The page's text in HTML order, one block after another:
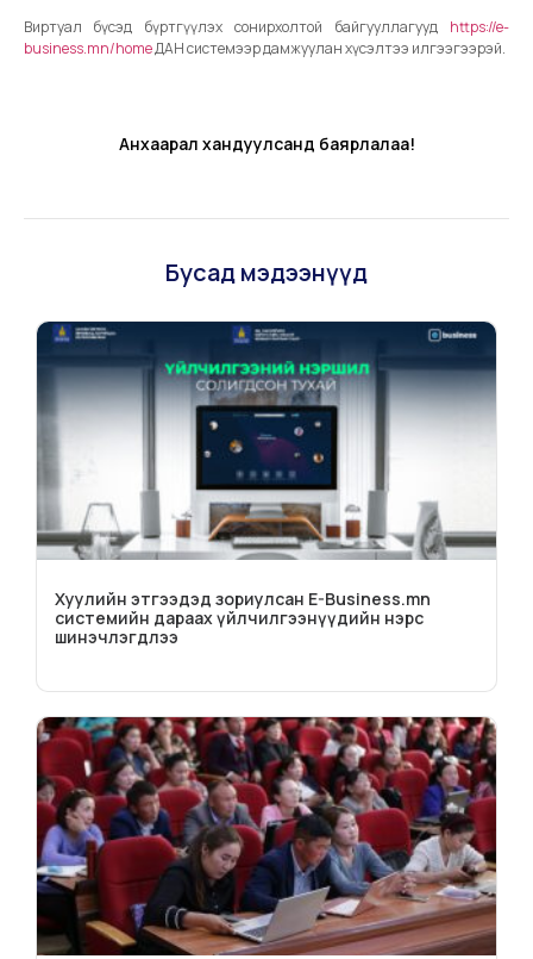
Виртуал бүсэд бүртгүүлэх сонирхолтой байгууллагууд https://e-
business.mn/homeДАН системээр дамжуулан хүсэлтээ илгээгээрэй.
Анхаарал хандуулсанд баярлалаа!
Бусад мэдээнүүд
Хуулийн этгээдэд зориулсан E-Business.mn
системийн дараах үйлчилгээнүүдийн нэрс
шинэчлэгдлээ